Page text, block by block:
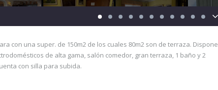
con una super. de 150m2 de los cuales 80m2 son de terraza. Dispone
de alta gama, salón comedor, gran terraza, 1 baño y 2
con silla para subida.